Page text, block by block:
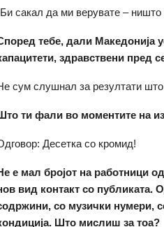
сакал да ми верувате –
тебе, дали Македонија
здравствени пред
сум слушнал за резултати
ти фали во моментите на
Десетка со кромид!
е мал бројот на работници
вид контакт со публиката.
со музички нумери,
Што мислиш за тоа?